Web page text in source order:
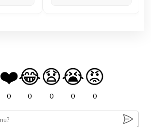
❤️
0
😂
0
😧
0
😭
0
😡
0